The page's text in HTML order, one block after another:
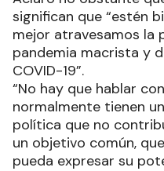
significan que “estén
mejor atravesamos la
pandemia macrista y
COVID-19”.
“No hay que hablar
normalmente tienen
política que no
un objetivo común,
pueda expresar su